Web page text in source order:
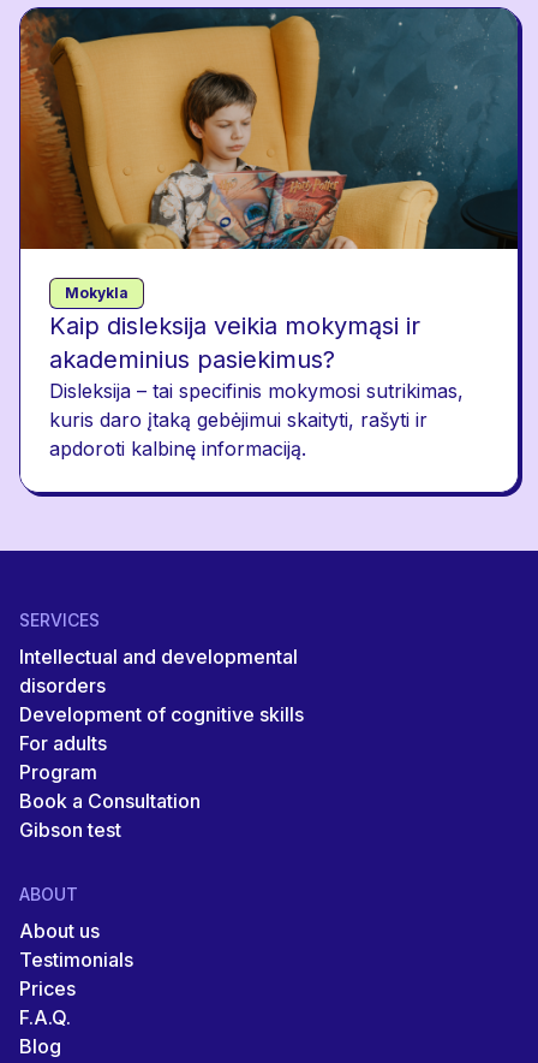
Mokykla
Kaip disleksija veikia mokymąsi ir
akademinius pasiekimus?
Disleksija – tai specifinis mokymosi sutrikimas,
kuris daro įtaką gebėjimui skaityti, rašyti ir
apdoroti kalbinę informaciją.
SERVICES
Intellectual and developmental
disorders
Development of cognitive skills
For adults
Program
Book a Consultation
Gibson test
ABOUT
About us
Testimonials
Prices
F.A.Q.
Blog